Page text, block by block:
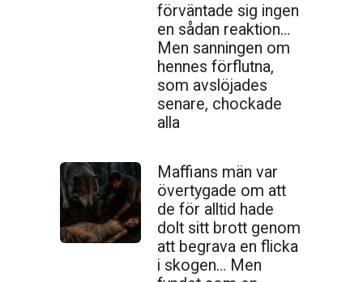
förväntade sig ingen
en sådan reaktion…
Men sanningen om
hennes förflutna,
som avslöjades
senare, chockade
alla
Maffians män var
övertygade om att
de för alltid hade
dolt sitt brott genom
att begrava en flicka
i skogen… Men